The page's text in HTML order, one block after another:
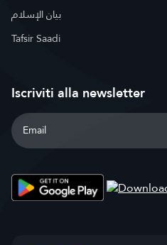
بيان الإسلام
Tafsir Saadi
Iscriviti alla newsletter